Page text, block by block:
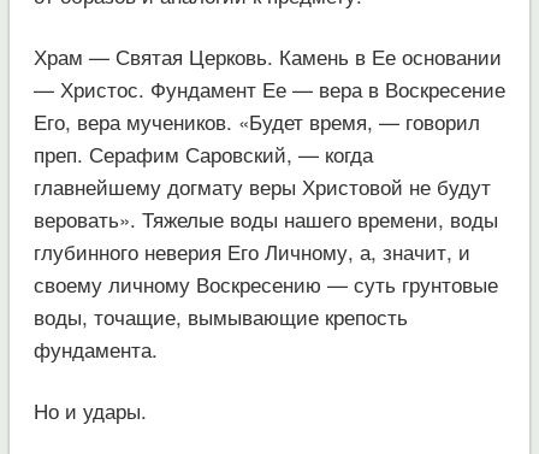
Храм — Святая Церковь. Камень в Ее основании
— Христос. Фундамент Ее — вера в Воскресение
Его, вера мучеников. «Будет время, — говорил
преп. Серафим Саровский, — когда
главнейшему догмату веры Христовой не будут
веровать». Тяжелые воды нашего времени, воды
глубинного неверия Его Личному, а, значит, и
своему личному Воскресению — суть грунтовые
воды, точащие, вымывающие крепость
фундамента.
Но и удары.